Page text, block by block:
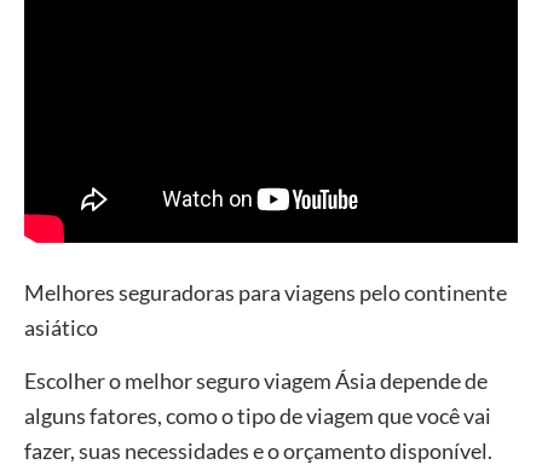
Melhores seguradoras para viagens pelo continente
asiático
Escolher o melhor seguro viagem Ásia depende de
alguns fatores, como o tipo de viagem que você vai
fazer, suas necessidades e o orçamento disponível.